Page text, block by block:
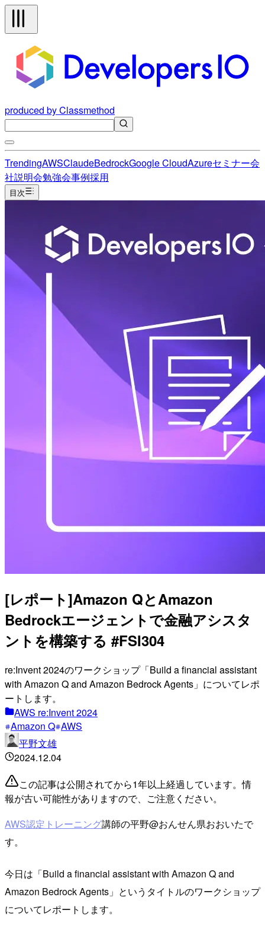
produced by Classmethod
TrendingAWSClaudeBedrockGoogle CloudAzureセミナー会
社説明会勉強会事例採用
目次
[レポート]Amazon QとAmazon
Bedrockエージェントで金融アシスタ
ントを構築する #FSI304
re:Invent 2024のワークショップ「Build a financial assistant
with Amazon Q and Amazon Bedrock Agents」についてレポ
ートします。
AWS re:Invent 2024
Amazon Q AWS
平野文雄
2024.12.04
この記事は公開されてから1年以上経過しています。情
報が古い可能性がありますので、ご注意ください。
AWS認定トレーニング講師の平野@おんせん県おおいたで
す。
今日は「Build a financial assistant with Amazon Q and
Amazon Bedrock Agents」というタイトルのワークショップ
についてレポートします。